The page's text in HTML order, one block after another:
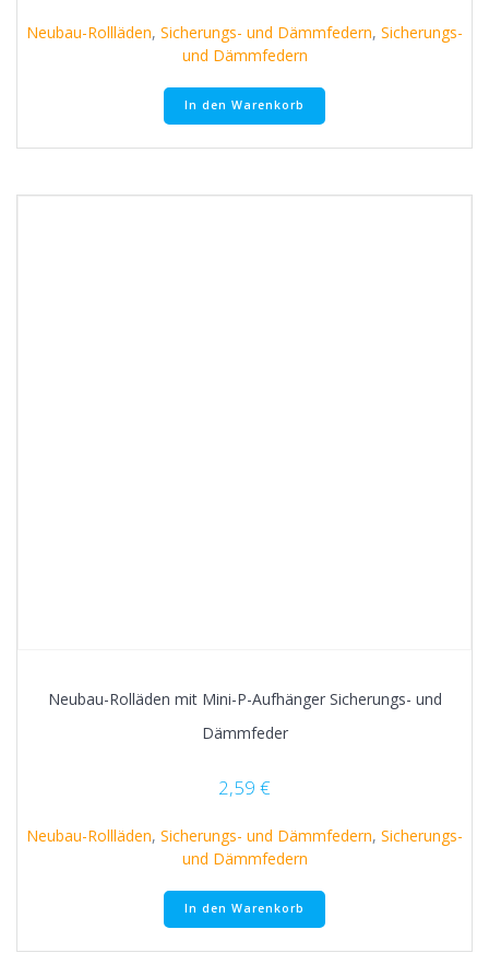
Neubau-Rollläden, Sicherungs- und Dämmfedern, Sicherungs-
und Dämmfedern
In den Warenkorb
Neubau-Rolläden mit Mini-P-Aufhänger Sicherungs- und
Dämmfeder
2,59 €
Neubau-Rollläden, Sicherungs- und Dämmfedern, Sicherungs-
und Dämmfedern
In den Warenkorb